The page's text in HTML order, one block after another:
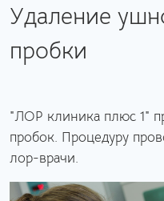
Удаление
пробки
"ЛОР клиника плюс 1"
пробок. Процедуру
лор-врачи.